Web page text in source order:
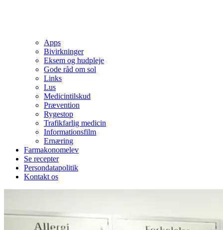
Apps
Bivirkninger
Eksem og hudpleje
Gode råd om sol
Links
Lus
Medicintilskud
Prævention
Rygestop
Trafikfarlig medicin
Informationsfilm
Ernæring
Farmakonomelev
Se recepter
Persondatapolitik
Kontakt os